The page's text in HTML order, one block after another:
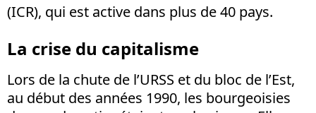
(ICR), qui est active dans plus de 40 pays.
La crise du capitalisme
Lors de la chute de l’URSS et du bloc de l’Est,
au début des années 1990, les bourgeoisies